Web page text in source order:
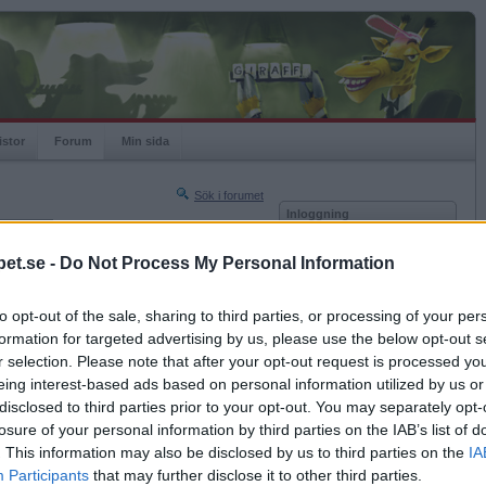
- Do Not Process My Personal Information
opt-out of the sale, sharing to third parties, or processing of your
for targeted advertising by us, please use the below opt-out
selection. Please note that after your opt-out request is processed
interest-based ads based on personal information utilized by us
to third parties prior to your opt-out. You may separately
of your personal information by third parties on the IAB’s list of
This information may also be disclosed by us to third parties on the
Participants that may further disclose it to other third parties.
Forum Min sida
Sök i forumet
Nästa sida »
2021-07-18 18:33
Inloggning
Kom ihåg mig
Glömt ditt lösenord?
Få ny aktiveringslänk
Betapet är gratis!